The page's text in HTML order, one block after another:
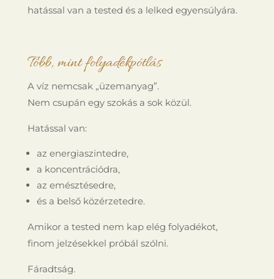
hatással van a tested és a lelked egyensúlyára.
Több, mint folyadékpótlás
A víz nemcsak „üzemanyag”.
Nem csupán egy szokás a sok közül.
Hatással van:
az energiaszintedre,
a koncentrációdra,
az emésztésedre,
és a belső közérzetedre.
Amikor a tested nem kap elég folyadékot,
finom jelzésekkel próbál szólni.
Fáradtság.